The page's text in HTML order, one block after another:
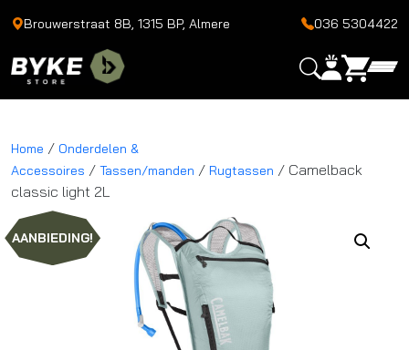
Brouwerstraat 8B, 1315 BP, Almere 036 5304422
Home / Onderdelen &
Accessoires / Tassen/manden / Rugtassen / Camelback
classic light 2L
AANBIEDING!